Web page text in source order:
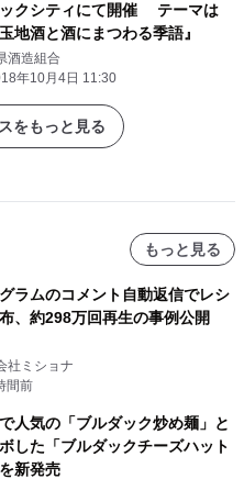
クシティにて開催 テーマは
玉地酒と酒にまつわる季語』
酒造組合
年10月4日 11:30
をもっと見る
もっと見る
ラムのコメント自動返信でレシ
、約298万回再生の事例公開
社ミショナ
間前
人気の「ブルダック炒め麺」と
した「ブルダックチーズハット
新発売